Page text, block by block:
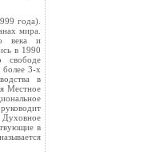
года).
мира.
века и
в 1990
свободе
более 3-х
в
Местное
в